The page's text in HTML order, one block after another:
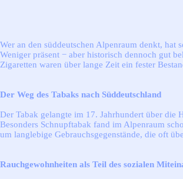
Wer an den süddeutschen Alpenraum denkt,
Weniger präsent − aber historisch dennoch gut
Zigaretten waren über lange Zeit ein fester
Der Weg des Tabaks nach Süddeutschland
Der Tabak gelangte im 17. Jahrhundert über die
Besonders Schnupftabak fand im Alpenraum
um langlebige Gebrauchsgegenstände, die oft
Rauchgewohnheiten als Teil des sozialen